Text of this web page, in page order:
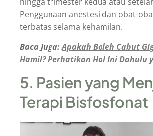
Penggunaan anestesi dan obat-
terbatas selama kehamilan.
Baca Juga:Apakah Boleh Cabut
Hamil? Perhatikan Hal Ini Dahulu
5. Pasien yang
Terapi Bisfosfonat